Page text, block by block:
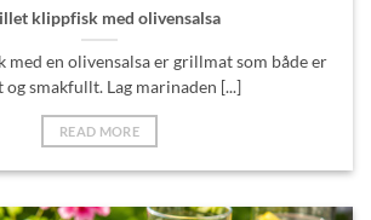
klippfisk med olivensalsa
en olivensalsa er grillmat som både er
og smakfullt. Lag marinaden [...]
READ MORE